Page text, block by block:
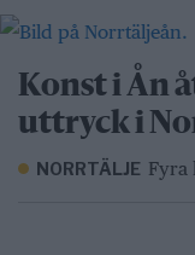
Konst i Ån
uttryck i
NORRTÄLJE Fyra